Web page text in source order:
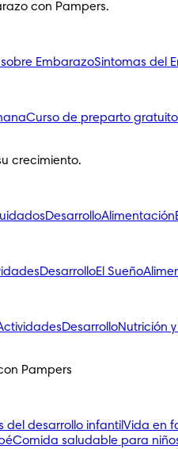
con Pampers.
EmbarazoSintomas del
Curso de preparto gratuito
crecimiento.
DesarrolloAlimentación
DesarrolloEl Sueño
DesarrolloNutrición
Pampers
del desarrollo infantilVida en
Comida saludable para